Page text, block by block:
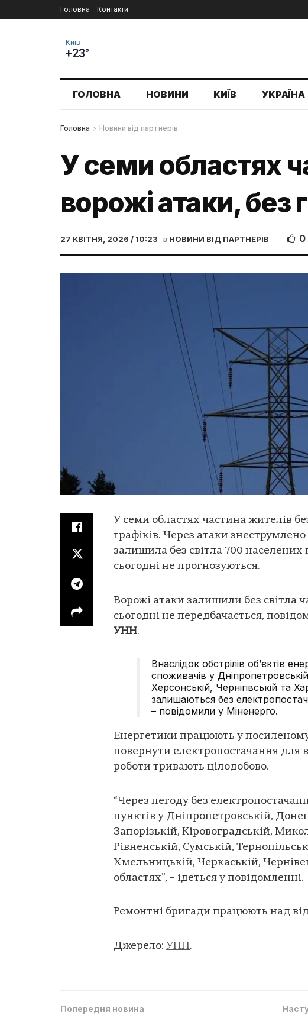
Головна Контакти
Київ
+23°
ГОЛОВНА НОВИНИ КИЇВ УКРАЇНА
Головна Новини від партнерів
У семи областях
ворожі атаки, без
27 КВІТНЯ, 2026 / 10:23 в НОВИНИ ВІД ПАРТНЕРІВ 0
У семи областях частина жителів
графіків. Через атаки
залишила без світла 700 населених
сьогодні не прогнозуються.
Ворожі атаки залишили без світла
сьогодні не передбачається,
УНН.
Внаслідок обстрілів об’єктів
споживачів у
Херсонській, Чернігівській та
залишаються без
– повідомили у Міненерго.
Енергетики працюють у
повернути електропостачання для
роботи тривають цілодобово.
“Через негоду без
пунктів у Дніпропетровській,
Запорізькій, Кіровоградській,
Рівненській, Сумській,
Хмельницькій, Черкаській,
областях”, – ідеться у повідомленні.
Ремонтні бригади працюють над
Джерело: УНН.
Попередня новина